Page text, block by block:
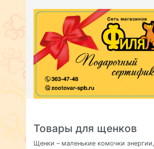
Товары для щенков
Щенки – маленькие комочки